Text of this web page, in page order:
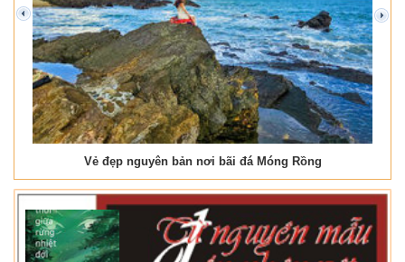
Vẻ đẹp nguyên bản nơi bãi đá Móng Rồng
prev next